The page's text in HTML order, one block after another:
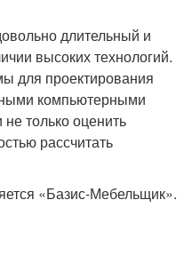
длительный и
высоких технологий.
для проектирования
компьютерными
только оценить
рассчитать
«Базис-Мебельщик».